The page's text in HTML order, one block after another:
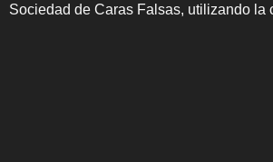
Sociedad de Caras Falsas, utilizando la